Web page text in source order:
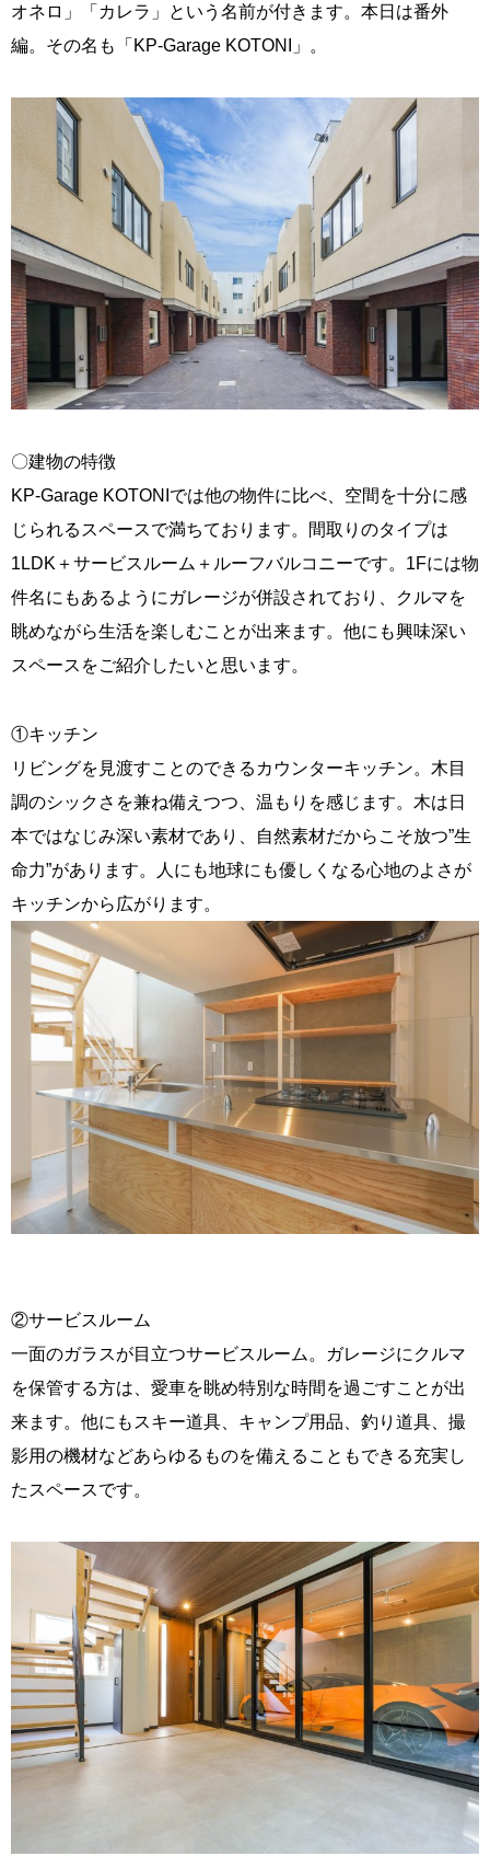
オネロ」「カレラ」という名前が付きます。本日は番外
編。その名も「KP-Garage KOTONI」。
〇建物の特徴
KP-Garage KOTONIでは他の物件に比べ、空間を十分に感
じられるスペースで満ちております。間取りのタイプは
1LDK＋サービスルーム＋ルーフバルコニーです。1Fには物
件名にもあるようにガレージが併設されており、クルマを
眺めながら生活を楽しむことが出来ます。他にも興味深い
スペースをご紹介したいと思います。
①キッチン
リビングを見渡すことのできるカウンターキッチン。木目
調のシックさを兼ね備えつつ、温もりを感じます。木は日
本ではなじみ深い素材であり、自然素材だからこそ放つ”生
命力”があります。人にも地球にも優しくなる心地のよさが
キッチンから広がります。
②サービスルーム
一面のガラスが目立つサービスルーム。ガレージにクルマ
を保管する方は、愛車を眺め特別な時間を過ごすことが出
来ます。他にもスキー道具、キャンプ用品、釣り道具、撮
影用の機材などあらゆるものを備えることもできる充実し
たスペースです。